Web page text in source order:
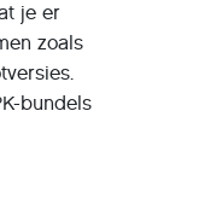
je er
zoals
bundels